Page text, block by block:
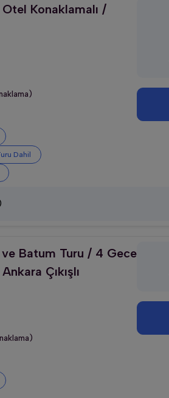
Konaklamalı /
Dahil
Batum Turu / 4 Gece
Çıkışlı